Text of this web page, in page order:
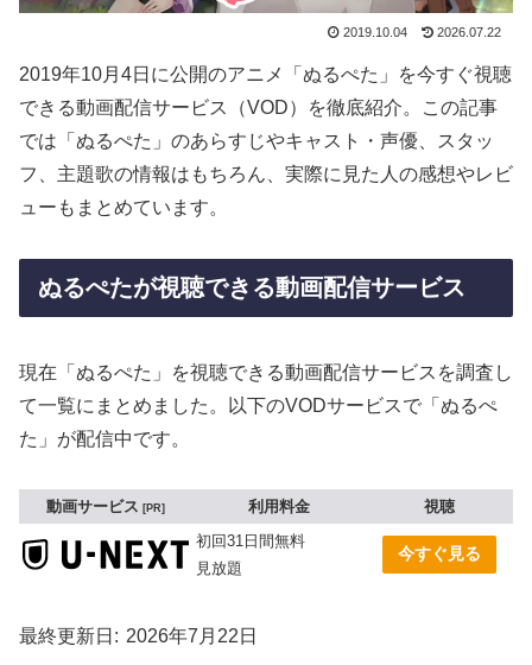
2019.10.04 2026.07.22
2019年10月4日に公開のアニメ「ぬるぺた」を今すぐ視聴
できる動画配信サービス（VOD）を徹底紹介。この記事
では「ぬるぺた」のあらすじやキャスト・声優、スタッ
フ、主題歌の情報はもちろん、実際に見た人の感想やレビ
ューもまとめています。
ぬるぺたが視聴できる動画配信サービス
現在「ぬるぺた」を視聴できる動画配信サービスを調査し
て一覧にまとめました。以下のVODサービスで「ぬるぺ
た」が配信中です。
動画サービス PR 利用料金
視聴
初回31日間無料
見放題
今すぐ見る
最終更新日 2026年7月22日